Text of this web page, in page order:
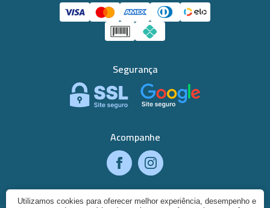
Segurança
Acompanhe
Utilizamos cookies para oferecer melhor experiência, desempenho e